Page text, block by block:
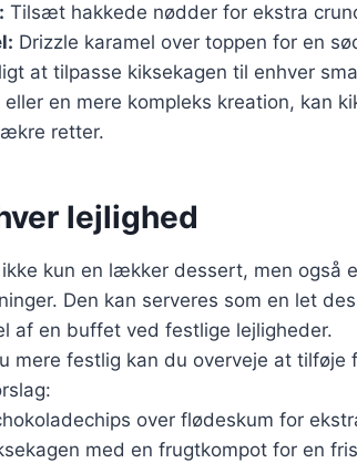
Tilsæt hakkede nødder for ekstra
Drizzle karamel over toppen for en
at tilpasse kiksekagen til enhver
en mere kompleks kreation, kan
retter.
lejlighed
kun en lækker dessert, men også
Den kan serveres som en let
af en buffet ved festlige lejligheder.
mere festlig kan du overveje at tilføje
over flødeskum for
med en frugtkompot for en